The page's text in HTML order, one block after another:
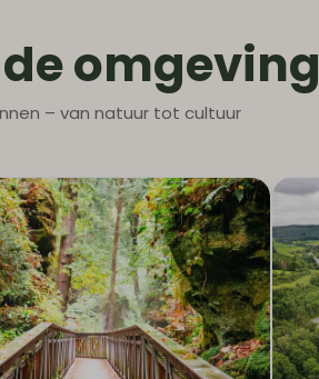
omgeving
– van natuur tot cultuur